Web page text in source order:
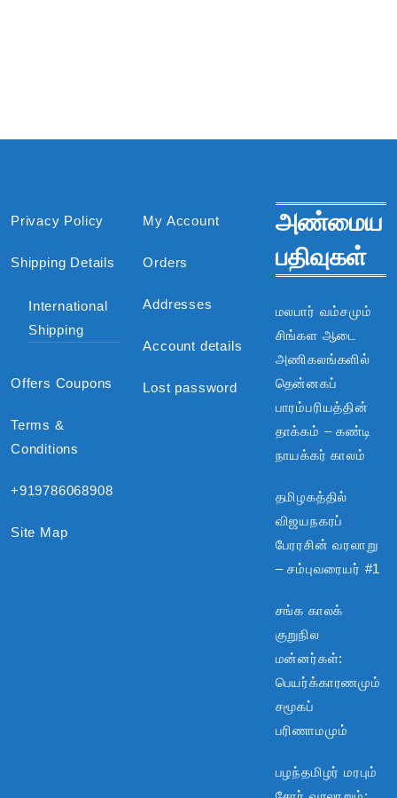
Privacy Policy
Shipping Details
International
Shipping
Offers Coupons
Terms &
Conditions
+919786068908
Site Map
My Account
Orders
Addresses
Account details
Lost password
அண்மைய
பதிவுகள்
மலபார் வம்சமும்
சிங்கள ஆடை
அணிகலங்களில்
தென்னகப்
பாரம்பரியத்தின்
தாக்கம் – கண்டி
நாயக்கர் காலம்
தமிழகத்தில்
விஜயநகரப்
பேரரசின் வரலாறு
– சம்புவரையர் #1
சங்க காலக்
குறுநில
மன்னர்கள்:
பெயர்க்காரணமும்
சமூகப்
பரிணாமமும்
பழந்தமிழர் மரபும்